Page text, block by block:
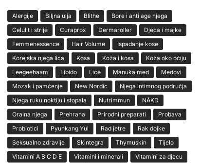
Alergije Biljna ulja Blithe
Bore i anti age njega
Celulit i strije
Curaprox Dermaroller
Djeca i majke
Femmenessence
Hair Volume
Ispadanje kose
Korejska njega lica
Kosa Koža i kosa
Koža oko očiju
Leegeehaam
Libido Lice Manuka med
Medovi
Mozak i pamćenje
New Nordic
Njega intimnog područja
Njega ruku noktiju i stopala
Nutrimmun
NĀKD
Oralna njega
Prehrana Prirodni preparati
Probava
Probiotici
Pyunkang Yul Rad jetre
Rak dojke
Seksualno zdravlje
Skintegra Thymuskin
Tijelo
Vitamini A B C D E
Vitamini i minerali
Vitamini za djecu